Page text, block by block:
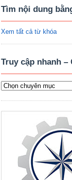
Tìm nội dung
Xem tất cả từ khóa
Truy cập nhanh –